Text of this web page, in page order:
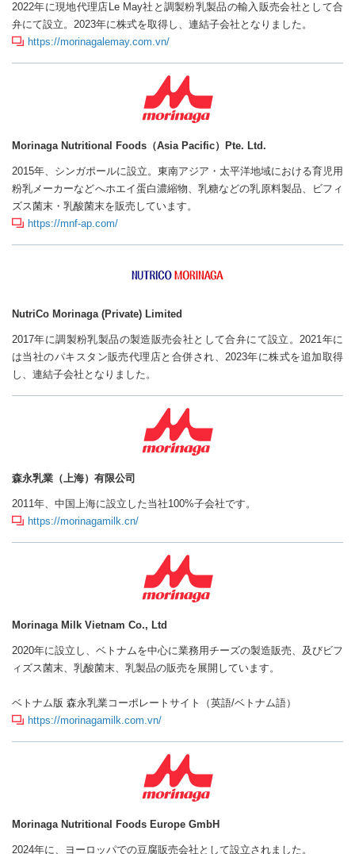
2022年に現地代理店Le May社と調製粉乳製品の輸入販売会社として合
弁にて設立。2023年に株式を取得し、連結子会社となりました。
https://morinagalemay.com.vn/
Morinaga Nutritional Foods（Asia Pacific）Pte. Ltd.
2015年、シンガポールに設立。東南アジア・太平洋地域における育児用
粉乳メーカーなどへホエイ蛋白濃縮物、乳糖などの乳原料製品、ビフィ
ズス菌末・乳酸菌末を販売しています。
https://mnf-ap.com/
NutriCo Morinaga (Private) Limited
2017年に調製粉乳製品の製造販売会社として合弁にて設立。2021年に
は当社のパキスタン販売代理店と合併され、2023年に株式を追加取得
し、連結子会社となりました。
森永乳業（上海）有限公司
2011年、中国上海に設立した当社100%子会社です。
https://morinagamilk.cn/
Morinaga Milk Vietnam Co., Ltd
2020年に設立し、ベトナムを中心に業務用チーズの製造販売、及びビフ
ィズス菌末、乳酸菌末、乳製品の販売を展開しています。
ベトナム版 森永乳業コーポレートサイト（英語/ベトナム語）
https://morinagamilk.com.vn/
Morinaga Nutritional Foods Europe GmbH
2024年に、ヨーロッパでの豆腐販売会社として設立されました。